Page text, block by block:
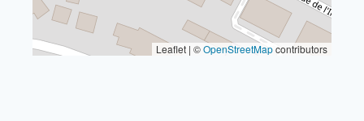
Leaflet | ©OpenStreetMapcontributors